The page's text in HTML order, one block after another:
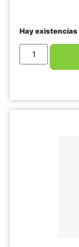
Hay existencias